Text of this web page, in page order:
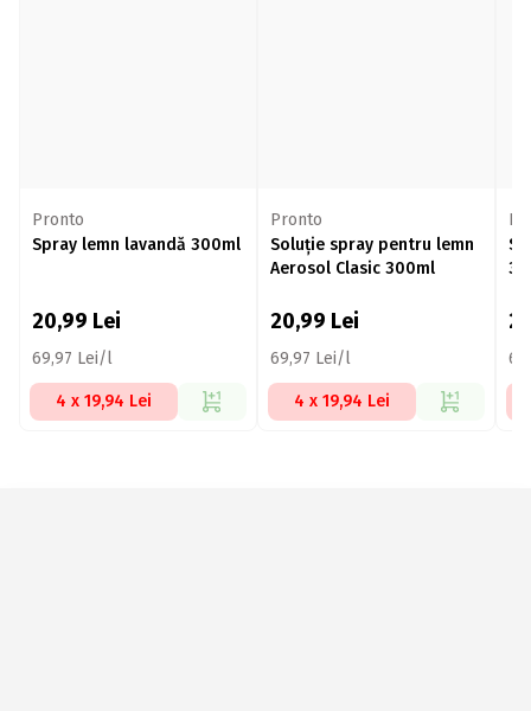
Pronto
Spray lemn lavandă 300ml
20,99 Lei
69,97 Lei/l
4 x 19,94 Lei
Pronto
Soluție spray pentru lemn
Aerosol Clasic 300ml
20,99 Lei
69,97 Lei/l
4 x 19,94 Lei